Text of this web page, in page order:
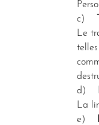
c)
Le
d)
La
e)